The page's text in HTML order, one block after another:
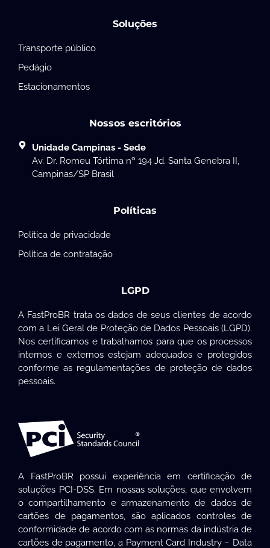
Soluções
Transporte público
Pedágio
Estacionamentos
Nossos escritórios
Unidade Campinas - Sede
Av. Dr. Romeu Tórtima nº 194 Jd. Santa Genebra II,
Campinas/SP Brasil
Políticas
Política de privacidade
Política de contratação
LGPD
A FastProBR trata os dados de seus clientes de acordo
com a Lei Geral de Proteção de Dados Pessoais (LGPD).
Nos certificamos e trabalhamos para que os processos
internos e externos estejam adequados e protegidos
conforme as regulamentações de proteção de dados
pessoais.
A FastProBR possui experiência em certificação de
soluções PCI-DSS. Em nossas soluções, que envolvem
o compartilhamento e armazenamento de dados de
cartões de pagamentos, são aplicados controles de
conformidade de acordo com as normas da indústria de
cartões de pagamento, a Payment Card Industry – Data